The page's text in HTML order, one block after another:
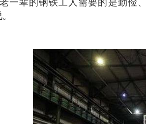
辈的钢铁工人需要的是勤俭、